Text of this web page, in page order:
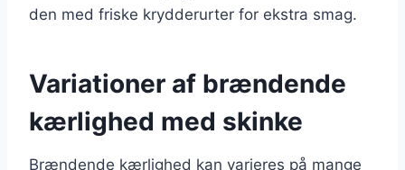
den med friske krydderurter for ekstra smag.
Variationer af brændende
kærlighed med skinke
Brændende kærlighed kan varieres på mange